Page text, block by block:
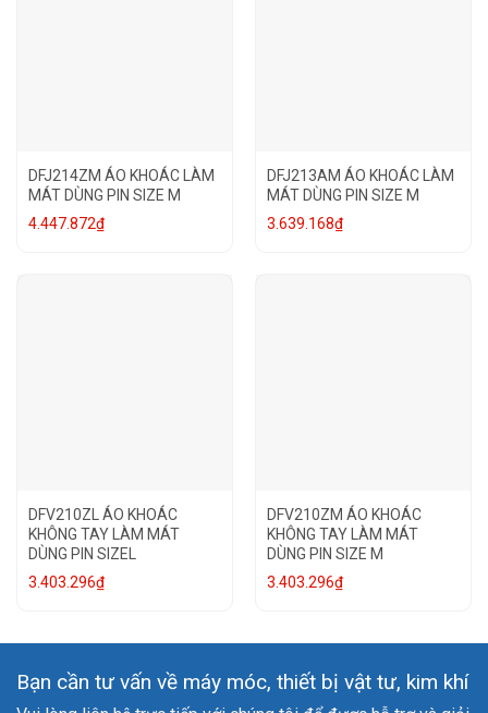
DFJ214ZM ÁO KHOÁC LÀM
MÁT DÙNG PIN SIZE M
4.447.872₫
DFJ213AM ÁO KHOÁC LÀM
MÁT DÙNG PIN SIZE M
3.639.168₫
DFV210ZL ÁO KHOÁC
KHÔNG TAY LÀM MÁT
DÙNG PIN SIZEL
3.403.296₫
DFV210ZM ÁO KHOÁC
KHÔNG TAY LÀM MÁT
DÙNG PIN SIZE M
3.403.296₫
Bạn cần tư vấn về máy móc, thiết bị vật tư, kim khí